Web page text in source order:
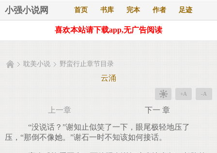
小强小说网 首页 书库 完本 作者 足迹
喜欢本站请下载app,无广告阅读
耽美小说 野蛮行止章节目录
云涌
+A -A
上一章 下一 章
“没说话？”谢知止似笑了一下，眼尾极轻地压了
压，“那倒不像她。”谢石一时不知该如何接话。